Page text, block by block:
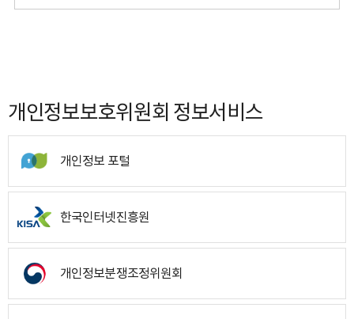
개인정보보호위원회 정보서비스
개인정보 포털
한국인터넷진흥원
개인정보분쟁조정위원회